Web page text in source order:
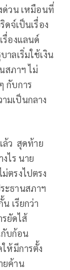
ด่วน เหมือนที่
จ์เป็นเรื่อง
รื่องแลนด์
าลเริ่มใช้เงิน
สภาฯ ไม่
กับการ
มเป็นกลาง
ล้ว สุดท้าย
ไร นาย
ตรงไปตรง
ะธานสภาฯ
เรียกว่า
ยัดไส้
กับก้อน
ห้มีการตั้ง
ยค้าน